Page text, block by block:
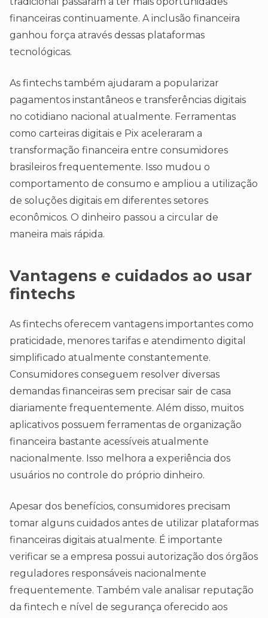
financeiras continuamente. A inclusão financeira
ganhou força através dessas plataformas
tecnológicas.
As fintechs também ajudaram a popularizar
pagamentos instantâneos e transferências digitais
no cotidiano nacional atualmente. Ferramentas
como carteiras digitais e Pix aceleraram a
transformação financeira entre consumidores
brasileiros frequentemente. Isso mudou o
comportamento de consumo e ampliou a utilização
de soluções digitais em diferentes setores
econômicos. O dinheiro passou a circular de
maneira mais rápida.
Vantagens e cuidados ao usar
fintechs
As fintechs oferecem vantagens importantes como
praticidade, menores tarifas e atendimento digital
simplificado atualmente constantemente.
Consumidores conseguem resolver diversas
demandas financeiras sem precisar sair de casa
diariamente frequentemente. Além disso, muitos
aplicativos possuem ferramentas de organização
financeira bastante acessíveis atualmente
nacionalmente. Isso melhora a experiência dos
usuários no controle do próprio dinheiro.
Apesar dos benefícios, consumidores precisam
tomar alguns cuidados antes de utilizar plataformas
financeiras digitais atualmente. É importante
verificar se a empresa possui autorização dos órgãos
reguladores responsáveis nacionalmente
frequentemente. Também vale analisar reputação
da fintech e nível de segurança oferecido aos